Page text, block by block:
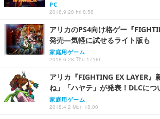
PC
2018.9.28 Fri 8:58
アリカのPS4向け格ゲー『
発売―気軽に試せるライト版も
家庭用ゲーム
2018.6.28 Thu 17:00
アリカ『FIGHTING EX LAYER』
ね」「ハヤテ」が発表！DLCにつ
家庭用ゲーム
2018.4.2 Mon 18:00